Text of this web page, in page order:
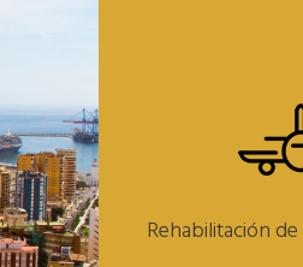
Rehabilitación